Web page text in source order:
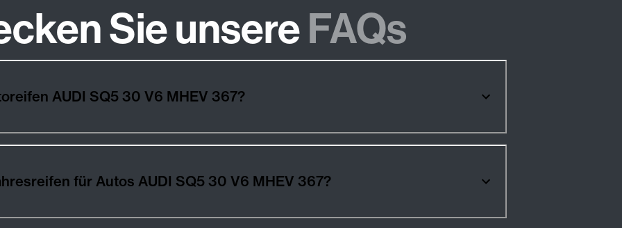
Sie unsereFAQs
Wie wählt man die besten Autoreifen AUDI SQ5 30 V6 MHEV 367?
Winter-, Sommer- und Ganzjahresreifen für Autos AUDI SQ5 30 V6 MHEV 367?